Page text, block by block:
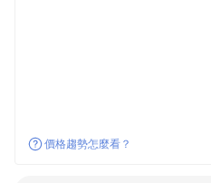
價格趨勢怎麼看？